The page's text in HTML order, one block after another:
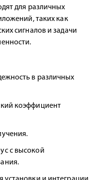
для различных
таких как
сигналов и задачи
в различных
коэффициент
с высокой